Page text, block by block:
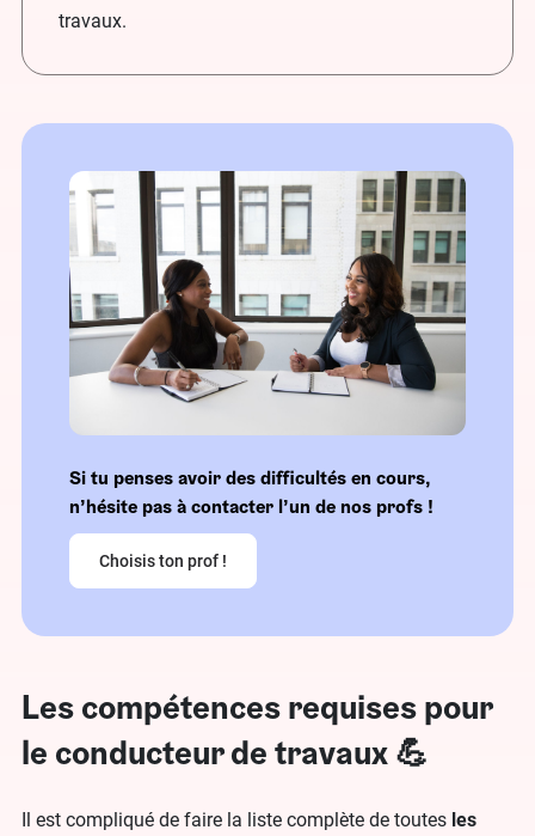
travaux.
Si tu penses avoir des difficultés en cours,
n’hésite pas à contacter l’un de nos profs !
Choisis ton prof !
Les compétences requises pour
le conducteur de travaux 💪
Il est compliqué de faire la liste complète de toutes les